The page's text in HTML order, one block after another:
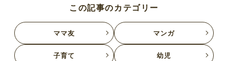
この記事のカテゴリー
ママ友 マンガ
子育て 幼児